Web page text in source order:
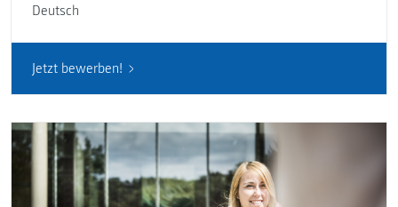
Deutsch
Jetzt bewerben!